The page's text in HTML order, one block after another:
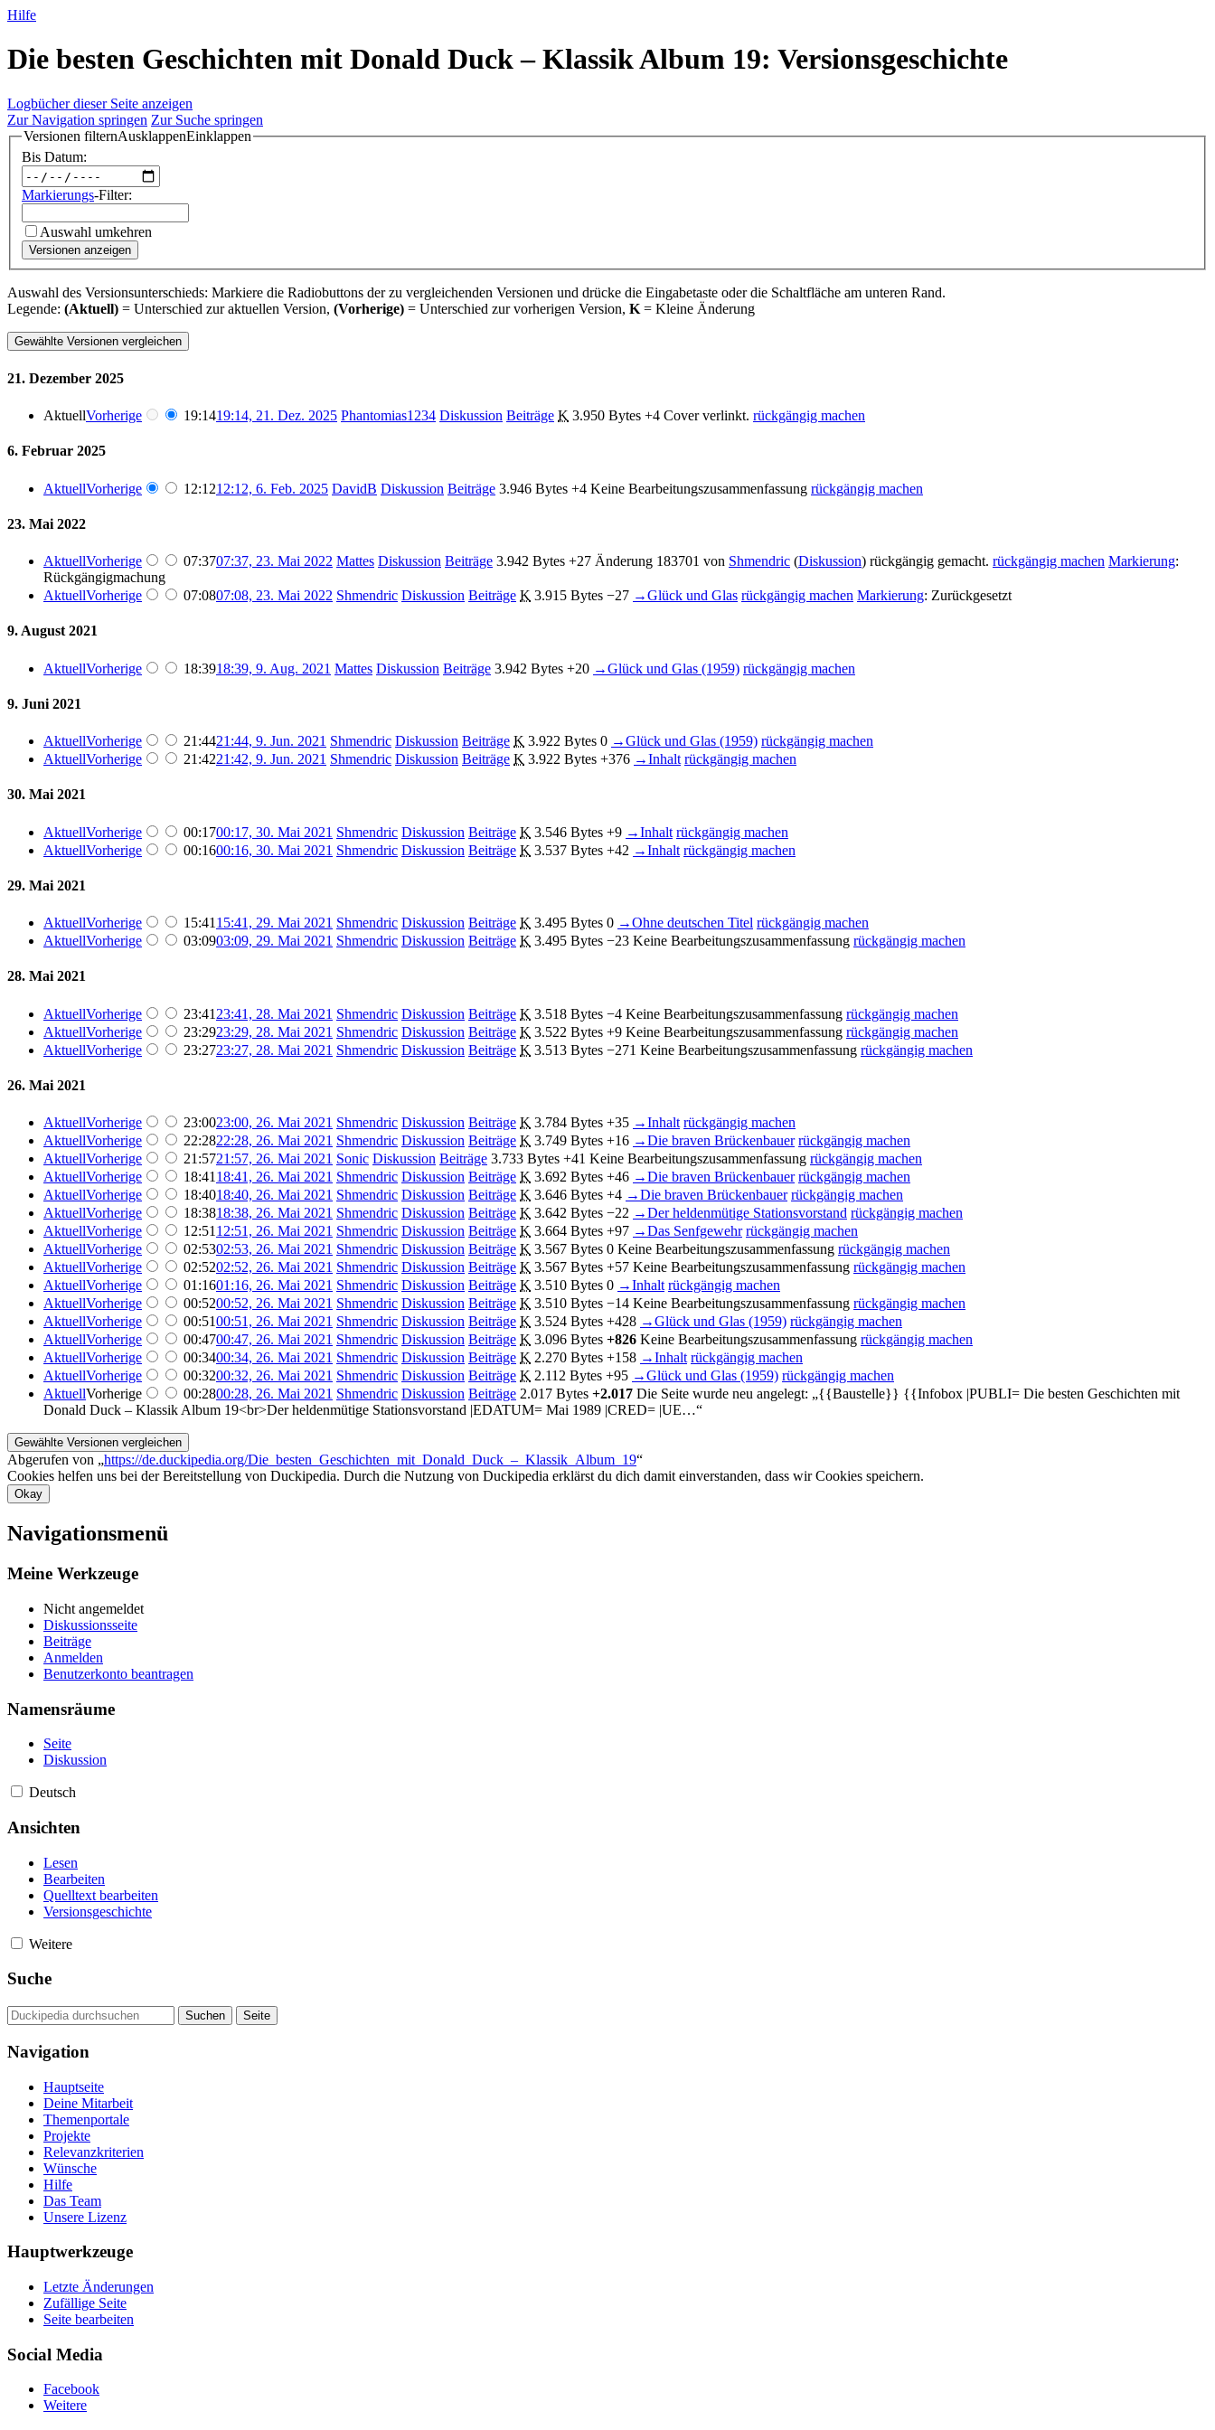
Hilfe
Die besten Geschichten mit Donald Duck – Klassik Album 19: Versionsgeschichte
Logbücher dieser Seite anzeigen
Zur Navigation springen Zur Suche springen
Versionen filternAusklappenEinklappen
Bis Datum:
Markierungs-Filter:
Auswahl umkehren
Versionen anzeigen
Auswahl des Versionsunterschieds: Markiere die Radiobuttons der zu vergleichenden Versionen und drücke die Eingabetaste oder die Schaltfläche am unteren Rand.
Legende: (Aktuell) = Unterschied zur aktuellen Version, (Vorherige) = Unterschied zur vorherigen Version, K= Kleine Änderung
21. Dezember 2025
AktuellVorherige 19:1419:14, 21. Dez. 2025 Phantomias1234 Diskussion Beiträge K 3.950 Bytes +4 Cover verlinkt. rückgängig machen
6. Februar 2025
AktuellVorherige 12:1212:12, 6. Feb. 2025 DavidB Diskussion Beiträge 3.946 Bytes +4 Keine Bearbeitungszusammenfassung rückgängig machen
23. Mai 2022
AktuellVorherige 07:3707:37, 23. Mai 2022 Mattes Diskussion Beiträge 3.942 Bytes +27 Änderung 183701 von Shmendric (Diskussion) rückgängig gemacht. rückgängig machen Markierung:
Rückgängigmachung
AktuellVorherige 07:0807:08, 23. Mai 2022 Shmendric Diskussion Beiträge K 3.915 Bytes −27 →Glück und Glas rückgängig machen Markierung: Zurückgesetzt
9. August 2021
AktuellVorherige 18:3918:39, 9. Aug. 2021 Mattes Diskussion Beiträge 3.942 Bytes +20 →Glück und Glas (1959) rückgängig machen
9. Juni 2021
AktuellVorherige 21:4421:44, 9. Jun. 2021 Shmendric Diskussion Beiträge K 3.922 Bytes 0 →Glück und Glas (1959) rückgängig machen
AktuellVorherige 21:4221:42, 9. Jun. 2021 Shmendric Diskussion Beiträge K 3.922 Bytes +376 →Inhalt rückgängig machen
30. Mai 2021
AktuellVorherige 00:1700:17, 30. Mai 2021 Shmendric Diskussion Beiträge K 3.546 Bytes +9 →Inhalt rückgängig machen
AktuellVorherige 00:1600:16, 30. Mai 2021 Shmendric Diskussion Beiträge K 3.537 Bytes +42 →Inhalt rückgängig machen
29. Mai 2021
AktuellVorherige 15:41 15:41, 29. Mai 2021 Shmendric Diskussion Beiträge K 3.495 Bytes 0 →Ohne deutschen Titel rückgängig machen
AktuellVorherige 03:0903:09, 29. Mai 2021 Shmendric Diskussion Beiträge K 3.495 Bytes −23 Keine Bearbeitungszusammenfassung rückgängig machen
28. Mai 2021
AktuellVorherige 23:41 23:41, 28. Mai 2021 Shmendric Diskussion Beiträge K 3.518 Bytes −4 Keine Bearbeitungszusammenfassung rückgängig machen
AktuellVorherige 23:2923:29, 28. Mai 2021 Shmendric Diskussion Beiträge K 3.522 Bytes +9 Keine Bearbeitungszusammenfassung rückgängig machen
AktuellVorherige 23:2723:27, 28. Mai 2021 Shmendric Diskussion Beiträge K 3.513 Bytes −271 Keine Bearbeitungszusammenfassung rückgängig machen
26. Mai 2021
AktuellVorherige 23:0023:00, 26. Mai 2021 Shmendric Diskussion Beiträge K 3.784 Bytes +35 →Inhalt rückgängig machen
AktuellVorherige 22:2822:28, 26. Mai 2021 Shmendric Diskussion Beiträge K 3.749 Bytes +16 →Die braven Brückenbauer rückgängig machen
AktuellVorherige 21:5721:57, 26. Mai 2021 Sonic Diskussion Beiträge 3.733 Bytes +41 Keine Bearbeitungszusammenfassung rückgängig machen
AktuellVorherige 18:41 18:41, 26. Mai 2021 Shmendric Diskussion Beiträge K 3.692 Bytes +46 →Die braven Brückenbauer rückgängig machen
AktuellVorherige 18:4018:40, 26. Mai 2021 Shmendric Diskussion Beiträge K 3.646 Bytes +4 →Die braven Brückenbauer rückgängig machen
AktuellVorherige 18:3818:38, 26. Mai 2021 Shmendric Diskussion Beiträge K 3.642 Bytes −22 →Der heldenmütige Stationsvorstand rückgängig machen
AktuellVorherige 12:51 12:51, 26. Mai 2021 Shmendric Diskussion Beiträge K 3.664 Bytes +97 →Das Senfgewehr rückgängig machen
AktuellVorherige 02:5302:53, 26. Mai 2021 Shmendric Diskussion Beiträge K 3.567 Bytes 0 Keine Bearbeitungszusammenfassung rückgängig machen
AktuellVorherige 02:5202:52, 26. Mai 2021 Shmendric Diskussion Beiträge K 3.567 Bytes +57 Keine Bearbeitungszusammenfassung rückgängig machen
AktuellVorherige 01:1601:16, 26. Mai 2021 Shmendric Diskussion Beiträge K 3.510 Bytes 0 →Inhalt rückgängig machen
AktuellVorherige 00:5200:52, 26. Mai 2021 Shmendric Diskussion Beiträge K 3.510 Bytes −14 Keine Bearbeitungszusammenfassung rückgängig machen
AktuellVorherige 00:5100:51, 26. Mai 2021 Shmendric Diskussion Beiträge K 3.524 Bytes +428 →Glück und Glas (1959) rückgängig machen
AktuellVorherige 00:4700:47, 26. Mai 2021 Shmendric Diskussion Beiträge K 3.096 Bytes +826 Keine Bearbeitungszusammenfassung rückgängig machen
AktuellVorherige 00:3400:34, 26. Mai 2021 Shmendric Diskussion Beiträge K 2.270 Bytes +158 →Inhalt rückgängig machen
AktuellVorherige 00:3200:32, 26. Mai 2021 Shmendric Diskussion Beiträge K 2.112 Bytes +95 →Glück und Glas (1959) rückgängig machen
AktuellVorherige 00:2800:28, 26. Mai 2021 Shmendric Diskussion Beiträge 2.017 Bytes +2.017 Die Seite wurde neu angelegt: „{{Baustelle}} {{Infobox |PUBLI= Die besten Geschichten mit
Donald Duck – Klassik Album 19<br>Der heldenmütige Stationsvorstand |EDATUM= Mai 1989 |CRED= |UE…“
Abgerufen von „https://de.duckipedia.org/Die_besten_Geschichten_mit_Donald_Duck_–_Klassik_Album_19“
Cookies helfen uns bei der Bereitstellung von Duckipedia. Durch die Nutzung von Duckipedia erklärst du dich damit einverstanden, dass wir Cookies speichern.
Okay
Navigationsmenü
Meine Werkzeuge
Nicht angemeldet
Diskussionsseite
Beiträge
Anmelden
Benutzerkonto beantragen
Namensräume
Seite
Diskussion
Deutsch
Ansichten
Lesen
Bearbeiten
Quelltext bearbeiten
Versionsgeschichte
Weitere
Suche
Navigation
Hauptseite
Deine Mitarbeit
Themenportale
Projekte
Relevanzkriterien
Wünsche
Hilfe
Das Team
Unsere Lizenz
Hauptwerkzeuge
Letzte Änderungen
Zufällige Seite
Seite bearbeiten
Social Media
Facebook
Weitere